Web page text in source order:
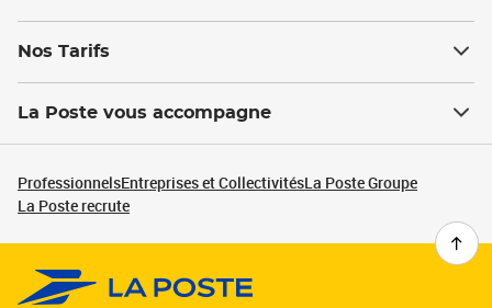
Nos Tarifs
La Poste vous accompagne
ProfessionnelsEntreprises et CollectivitésLa Poste Groupe
La Poste recrute